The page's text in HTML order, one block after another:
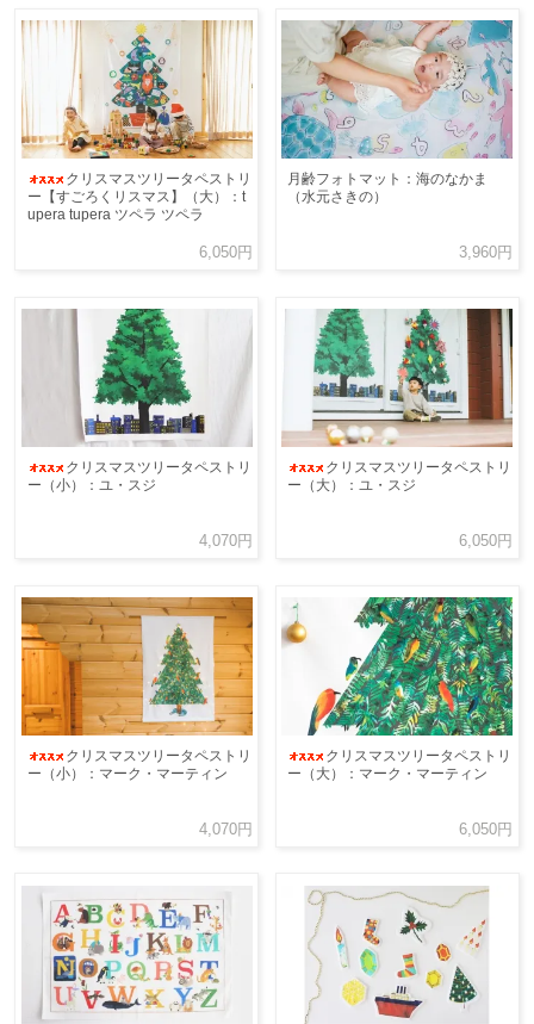
クリスマスツリータペストリ
ー【すごろくリスマス】（大）：t
upera tupera ツペラ ツペラ
6,050円
月齢フォトマット：海のなかま
（水元さきの）
3,960円
クリスマスツリータペストリ
ー（小）：ユ・スジ
4,070円
クリスマスツリータペストリ
ー（大）：ユ・スジ
6,050円
クリスマスツリータペストリ
ー（小）：マーク・マーティン
4,070円
クリスマスツリータペストリ
ー（大）：マーク・マーティン
6,050円